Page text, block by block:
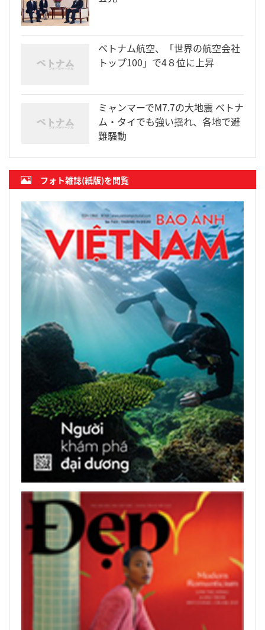
ベトナム航空、「世界の航空会社
トップ100」で4８位に上昇
ミャンマーでM7.7の大地震 ベトナ
ム・タイでも強い揺れ、各地で避
難騒動
フォト雑誌(紙版)を閲覧